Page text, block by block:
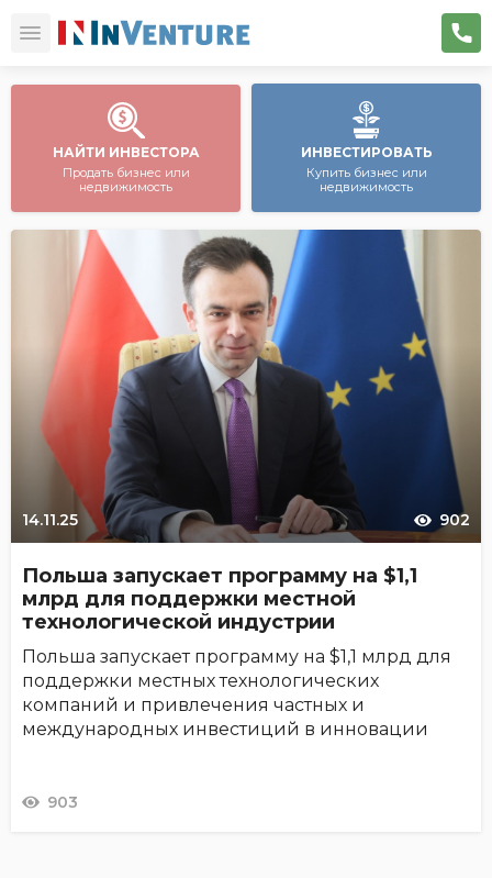
НАЙТИ ИНВЕСТОРА
Продать бизнес или
недвижимость
ИНВЕСТИРОВАТЬ
Купить бизнес или
недвижимость
14.11.25 902
Польша запускает программу на $1,1
млрд для поддержки местной
технологической индустрии
Польша запускает программу на $1,1 млрд для
поддержки местных технологических
компаний и привлечения частных и
международных инвестиций в инновации
903